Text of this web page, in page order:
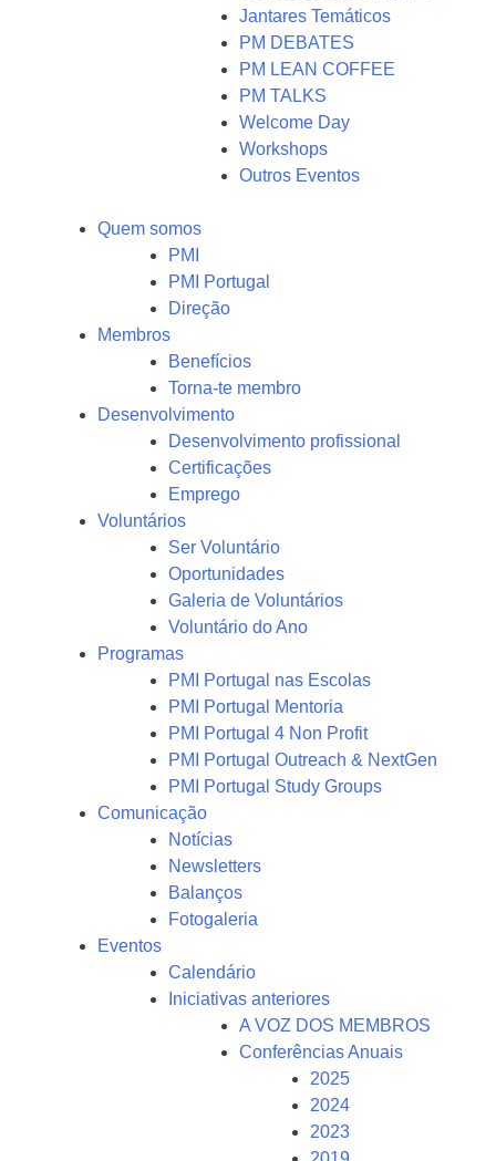
Jantares Temáticos
PM DEBATES
PM LEAN COFFEE
PM TALKS
Welcome Day
Workshops
Outros Eventos
Quem somos
PMI
PMI Portugal
Direção
Membros
Benefícios
Torna-te membro
Desenvolvimento
Desenvolvimento profissional
Certificações
Emprego
Voluntários
Ser Voluntário
Oportunidades
Galeria de Voluntários
Voluntário do Ano
Programas
PMI Portugal nas Escolas
PMI Portugal Mentoria
PMI Portugal 4 Non Profit
PMI Portugal Outreach & NextGen
PMI Portugal Study Groups
Comunicação
Notícias
Newsletters
Balanços
Fotogaleria
Eventos
Calendário
Iniciativas anteriores
A VOZ DOS MEMBROS
Conferências Anuais
2025
2024
2023